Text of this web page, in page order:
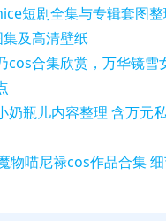
短剧全集与专辑套图
及高清壁纸
cos合集欣赏，万华镜雪
奶瓶儿内容整理 含万元
物喵尼禄cos作品合集